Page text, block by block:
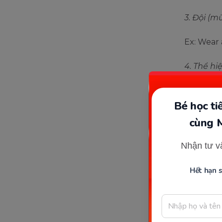
Bé học
cùng
Nhận tư
Hết hạn
3. Đội
Ex:
4. Thể
Ex: The
5. Chịu,
Ex: Her
quyết
* Một